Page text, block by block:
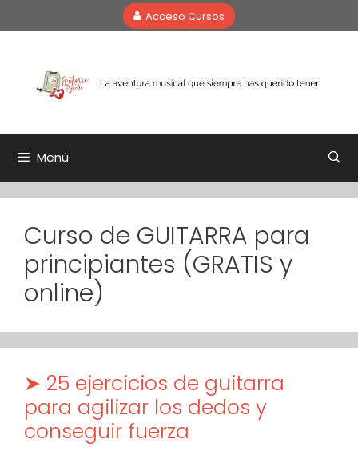
al
Acceso Cursos
Menú
Curso de GUITARRA para
principiantes (GRATIS y
online)
➤ 25 ejercicios de guitarra
para agilizar los dedos y
conseguir fuerza